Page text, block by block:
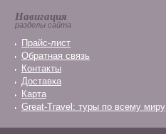
Навигация
разделы сайта
Прайс-лист
Обратная связь
Контакты
Доставка
Карта
Great-Travel: туры по всему миру